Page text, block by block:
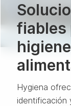
fiables
Hygiena
identificación